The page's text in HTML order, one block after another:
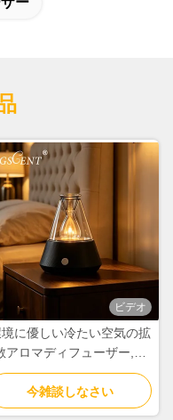
ビデオ
に優しい冷たい空気の拡
アロマディフューザー,オ
ィスおよび家庭用アロマテ
ーのためのカスタマイズ
可能なデザイン
今雑談しなさい